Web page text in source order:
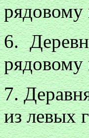
6.
рядовому
7.
из левых